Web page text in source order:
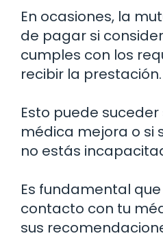
En ocasiones, la
de pagar si
cumples con los
recibir la prestación.
Esto puede
médica mejora o si
no estás
Es fundamental
contacto con tu
sus